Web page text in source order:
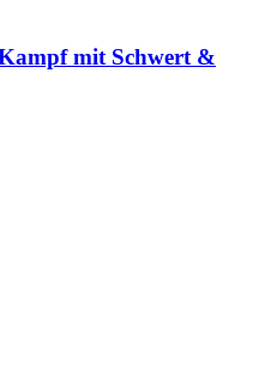
mit Schwert &